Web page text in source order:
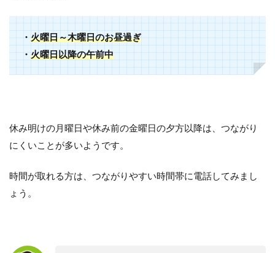
・火曜日～木曜日のお昼過ぎ
・火曜日以降の午前中
休み明けの月曜日や休み前の金曜日の夕方以降は、つながり
にくいことが多いようです。
時間が取れる方は、つながりやすい時間帯に電話してみまし
ょう。